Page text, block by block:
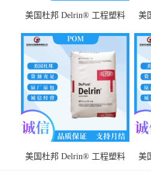
美国杜邦 Delrin® 工程塑料
学性 高流动性 耐磨 耐高温
美
美国杜邦 Delrin® 工程塑料
美